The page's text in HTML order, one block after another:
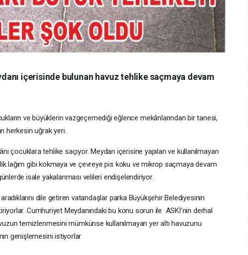
içerisinde bulunan havuz tehlike saçmaya devam
ve büyüklerin vazgeçemediği eğlence mekânlarından bir tanesi,
herkesin uğrak yeri.
çocuklara tehlike saçıyor. Meydan içerisine yapılan ve kullanılmayan
lağım gibi kokmaya ve çevreye pis koku ve mikrop saçmaya devam
isale yakalanması velileri endişelendiriyor.
dile getiren vatandaşlar parka Büyükşehir Belediyesinin
Cumhuriyet Meydanındaki bu konu sorun ile ASKİ’nin derhal
temizlenmesini mümkünse kullanılmayan yer altı havuzunu
genişlemesini istiyorlar